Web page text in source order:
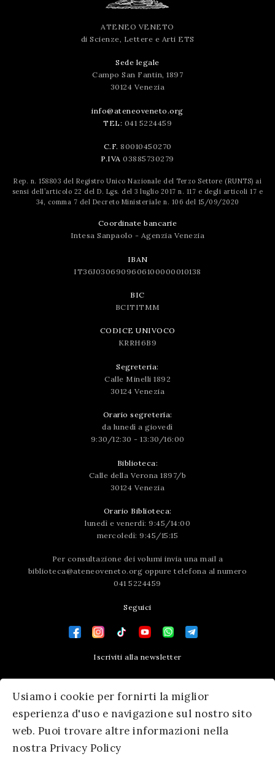
Usiamo i cookie per fornirti la miglior
esperienza d'uso e navigazione sul nostro sito
web. Puoi trovare altre informazioni nella
nostra Privacy Policy
ATENEO VENETO
di Scienze, Lettere e Arti ETS
Sede legale
Campo San Fantin, 1897
30124 Venezia
info@ateneoveneto.org
TEL: 041 5224459
C.F. 80010450270
P.IVA 03885730279
Rep. n. 158803 del Registro Unico Nazionale del Terzo Settore (RUNTS) ai
sensi dell’articolo 22 del D. Lgs. del 3 luglio 2017 n. 117 e degli articoli 17 e
34, comma 7 del Decreto Ministeriale n. 106 del 15/09/2020
Coordinate bancarie
Intesa Sanpaolo - Agenzia Venezia
IBAN
IT36J0306909606100000010138
BIC
BCITITMM
CODICE UNIVOCO
KRRH6B9
Segreteria:
Calle Minelli 1892
30124 Venezia
Orario segreteria:
da lunedì a giovedì
9:30/12:30 - 13:30/16:00
Biblioteca:
Calle della Verona 1897/b
30124 Venezia
Orario Biblioteca:
lunedì e venerdì: 9:45/14:00
mercoledì: 9:45/15:15
Per consultazione dei volumi invia una mail a
biblioteca@ateneoveneto.org oppure telefona al numero
041 5224459
Seguici
Iscriviti alla newsletter
Contatti